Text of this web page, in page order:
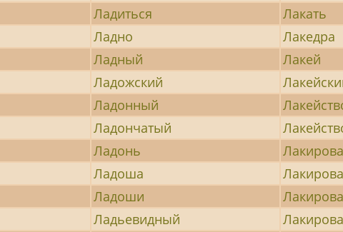
Ладиться
Лакать
Ладно
Лакедра
Ладный
Лакей
Ладожский
Ладонный
Ладончатый
Ладонь
Ладоша
Ладоши
Ладьевидный